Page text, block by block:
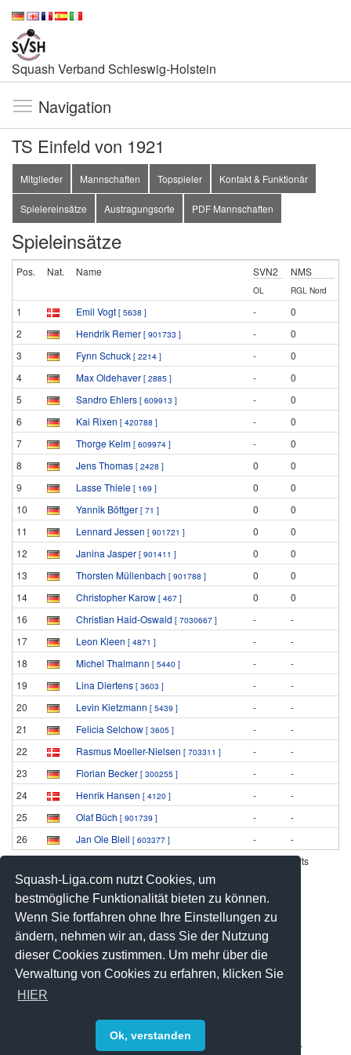
Squash-Liga.com nutzt Cookies, um
bestmögliche Funktionalität bieten zu können.
Wenn Sie fortfahren ohne Ihre Einstellungen zu
ändern, nehmen wir an, dass Sie der Nutzung
dieser Cookies zustimmen. Um mehr über die
Verwaltung von Cookies zu erfahren, klicken Sie
HIER
Ok, verstanden
Squash Verband Schleswig-Holstein
Navigation
TS Einfeld von 1921
Mitglieder Mannschaften Topspieler Kontakt & Funktionär
Spielereinsätze Austragungsorte PDF Mannschaften
Spieleinsätze
Pos. Nat. Name SVN2
OL
NMS
RGL Nord
1 Emil Vogt [ 5638 ] -
0
2
Hendrik Remer [ 901733 ] -
0
3
Fynn Schuck [ 2214 ] -
0
4
Max Oldehaver [ 2885 ] -
0
5
Sandro Ehlers [ 609913 ] -
0
6
Kai Rixen [ 420788 ] -
0
7
Thorge Kelm [ 609974 ] -
0
8
Jens Thomas [ 2428 ] 0
0
9
Lasse Thiele [ 169 ] 0
0
10
Yannik Böttger [ 71 ] 0
0
11
Lennard Jessen [ 901721 ] 0
0
12
Janina Jasper [ 901411 ] 0
0
13
Thorsten Müllenbach [ 901788 ] 0
0
14
Christopher Karow [ 467 ] 0
0
16
Christian Haid-Oswald [ 7030667 ] -
-
17
Leon Kleen [ 4871 ] -
-
18
Michel Thalmann [ 5440 ] -
-
19
Lina Diertens [ 3603 ] -
-
20
Levin Kietzmann [ 5439 ] -
-
21
Felicia Selchow [ 3605 ] -
-
22
Rasmus Moeller-Nielsen [ 703311 ] -
-
23
Florian Becker [ 300255 ] -
-
24
Henrik Hansen [ 4120 ] -
-
25
Olaf Büch [ 901739 ] -
-
26
Jan Ole Bleil [ 603377 ] -
-
Werbung - Offizielle Pool Partner des deutschen Squashsports
© 2008-2026 by Squash-Liga.com Alle Rechte vorbehalten.